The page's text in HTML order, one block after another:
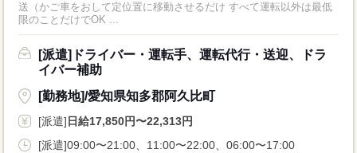
送（かご車をおして定位置に移動させるだけ すべて運転以外は最低
限のことだけでOK ...
[派遣]ドライバー・運転手、運転代行・送迎、ドラ
イバー補助
[勤務地]/愛知県知多郡阿久比町
[派遣] 日給17,850円〜22,313円
[派遣]09:00〜21:00、11:00〜22:00、06:00〜17:00